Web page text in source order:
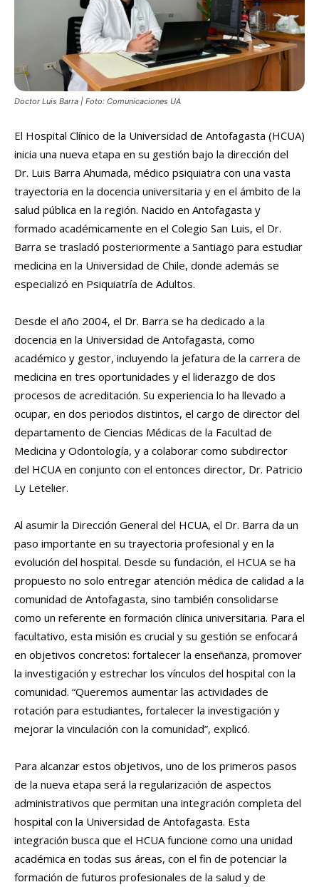
Doctor Luis Barra | Foto: Comunicaciones UA
El Hospital Clínico de la Universidad de Antofagasta (HCUA)
inicia una nueva etapa en su gestión bajo la dirección del
Dr. Luis Barra Ahumada, médico psiquiatra con una vasta
trayectoria en la docencia universitaria y en el ámbito de la
salud pública en la región. Nacido en Antofagasta y
formado académicamente en el Colegio San Luis, el Dr.
Barra se trasladó posteriormente a Santiago para estudiar
medicina en la Universidad de Chile, donde además se
especializó en Psiquiatría de Adultos.
Desde el año 2004, el Dr. Barra se ha dedicado a la
docencia en la Universidad de Antofagasta, como
académico y gestor, incluyendo la jefatura de la carrera de
medicina en tres oportunidades y el liderazgo de dos
procesos de acreditación. Su experiencia lo ha llevado a
ocupar, en dos periodos distintos, el cargo de director del
departamento de Ciencias Médicas de la Facultad de
Medicina y Odontología, y a colaborar como subdirector
del HCUA en conjunto con el entonces director, Dr. Patricio
Ly Letelier.
Al asumir la Dirección General del HCUA, el Dr. Barra da un
paso importante en su trayectoria profesional y en la
evolución del hospital. Desde su fundación, el HCUA se ha
propuesto no solo entregar atención médica de calidad a la
comunidad de Antofagasta, sino también consolidarse
como un referente en formación clínica universitaria. Para el
facultativo, esta misión es crucial y su gestión se enfocará
en objetivos concretos: fortalecer la enseñanza, promover
la investigación y estrechar los vínculos del hospital con la
comunidad. “Queremos aumentar las actividades de
rotación para estudiantes, fortalecer la investigación y
mejorar la vinculación con la comunidad”, explicó.
Para alcanzar estos objetivos, uno de los primeros pasos
de la nueva etapa será la regularización de aspectos
administrativos que permitan una integración completa del
hospital con la Universidad de Antofagasta. Esta
integración busca que el HCUA funcione como una unidad
académica en todas sus áreas, con el fin de potenciar la
formación de futuros profesionales de la salud y de